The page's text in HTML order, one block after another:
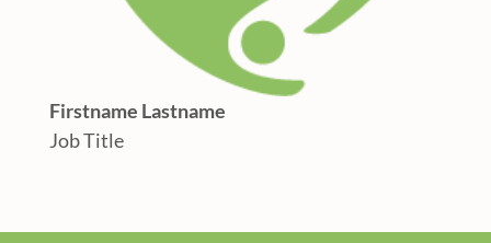
Firstname Lastname
Job Title